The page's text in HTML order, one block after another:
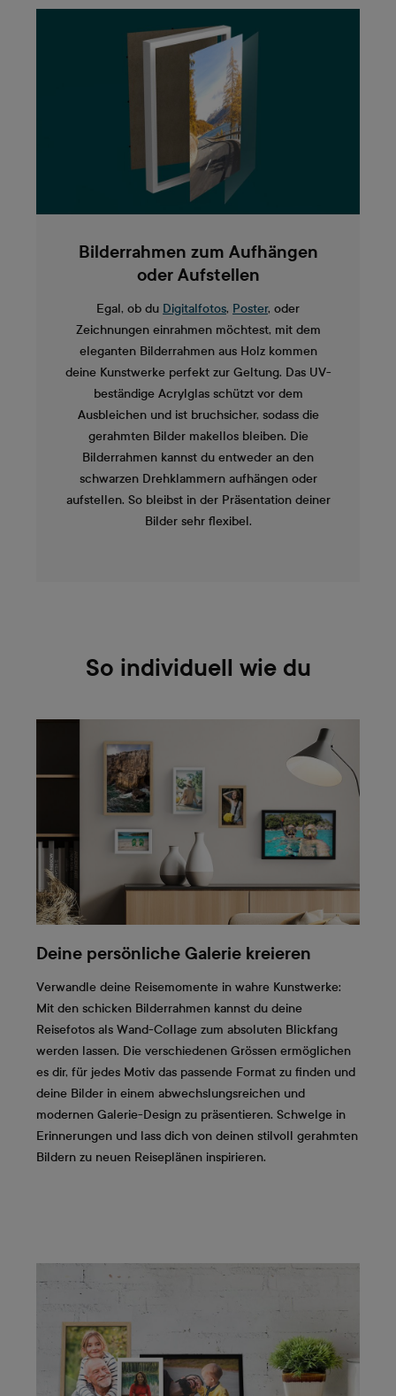
Bilderrahmen zum Aufhängen
oder Aufstellen
Egal, ob du Digitalfotos, Poster, oder
Zeichnungen einrahmen möchtest, mit dem
eleganten Bilderrahmen aus Holz kommen
deine Kunstwerke perfekt zur Geltung. Das UV-
beständige Acrylglas schützt vor dem
Ausbleichen und ist bruchsicher, sodass die
gerahmten Bilder makellos bleiben. Die
Bilderrahmen kannst du entweder an den
schwarzen Drehklammern aufhängen oder
aufstellen. So bleibst in der Präsentation deiner
Bilder sehr flexibel.
So individuell wie du
Deine persönliche Galerie kreieren
Verwandle deine Reisemomente in wahre Kunstwerke:
Mit den schicken Bilderrahmen kannst du deine
Reisefotos als Wand-Collage zum absoluten Blickfang
werden lassen. Die verschiedenen Grössen ermöglichen
es dir, für jedes Motiv das passende Format zu finden und
deine Bilder in einem abwechslungsreichen und
modernen Galerie-Design zu präsentieren. Schwelge in
Erinnerungen und lass dich von deinen stilvoll gerahmten
Bildern zu neuen Reiseplänen inspirieren.